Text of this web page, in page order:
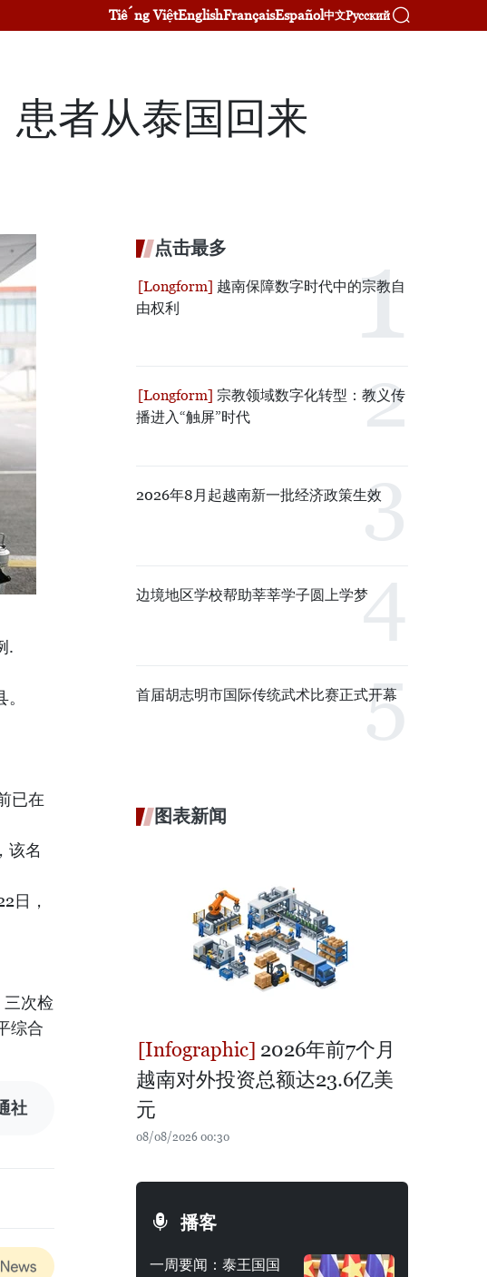
Tiếng ViệtEnglishFrançaisEspañol中文Русский
患者从泰国回来
.
已在
该名
日，
三次检
综合
社
点击最多
越南保障数字时代中的宗教自
由权利
宗教领域数字化转型：教义传
播进入“触屏”时代
2026年8月起越南新一批经济政策生效
边境地区学校帮助莘莘学子圆上学梦
首届胡志明市国际传统武术比赛正式开幕
图表新闻
2026年前7个月
越南对外投资总额达23.6亿美
元
08/08/2026 00:30
播客
一周要闻：泰王国国